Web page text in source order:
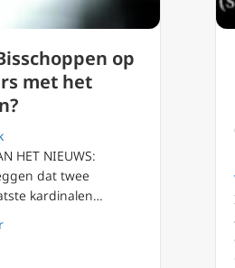
in Duitse katholieke kerk
op
met het
HET NIEUWS:
dat twee
kardinalen…
about Duitse Bisschoppen op